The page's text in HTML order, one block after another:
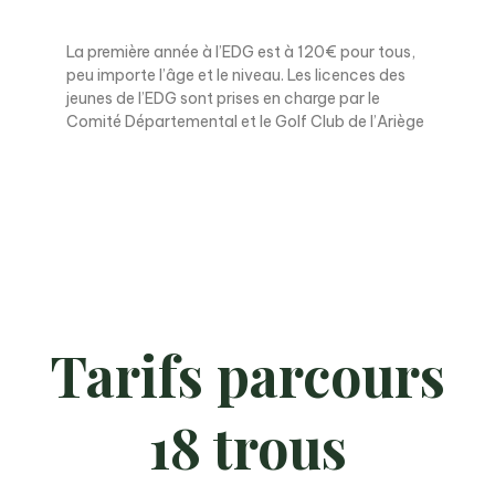
La première année à l’EDG est à 120€ pour tous,
peu importe l’âge et le niveau. Les licences des
jeunes de l’EDG sont prises en charge par le
Comité Départemental et le Golf Club de l’Ariège
Tarifs parcours
18 trous